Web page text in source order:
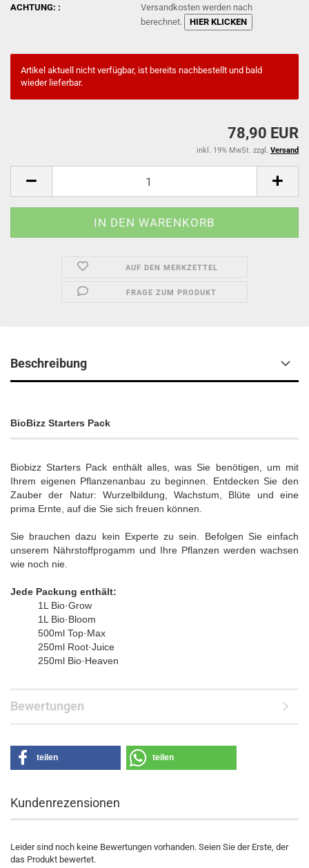
ACHTUNG: :
Versandkosten werden nach
berechnet.
HIER KLICKEN
Artikel aktuell nicht verfügbar, ist bereits nachbestellt und bald
wieder lieferbar.
78,90 EUR
inkl. 19% MwSt. zzgl. Versand
AUF DEN MERKZETTEL
FRAGE ZUM PRODUKT
Beschreibung
BioBizz Starters Pack
Biobizz Starters Pack enthält alles, was Sie benötigen, um mit
Ihrem eigenen Pflanzenanbau zu beginnen. Entdecken Sie den
Zauber der Natur: Wurzelbildung, Wachstum, Blüte und eine
prima Ernte, auf die Sie sich freuen können.
Sie brauchen dazu kein Experte zu sein. Befolgen Sie einfach
unserem Nährstoffprogamm und Ihre Pflanzen werden wachsen
wie noch nie.
Jede Packung enthält:
1L Bio·Grow
1L Bio·Bloom
500ml Top·Max
250ml Root·Juice
250ml Bio·Heaven
Bewertungen
teilen teilen
Kundenrezensionen
Leider sind noch keine Bewertungen vorhanden. Seien Sie der Erste, der
das Produkt bewertet.